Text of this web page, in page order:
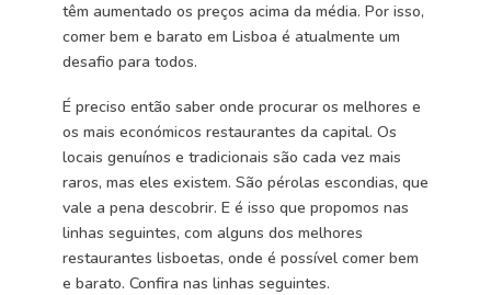
têm aumentado os preços acima da média. Por isso,
comer bem e barato em Lisboa é atualmente um
desafio para todos.
É preciso então saber onde procurar os melhores e
os mais económicos restaurantes da capital. Os
locais genuínos e tradicionais são cada vez mais
raros, mas eles existem. São pérolas escondias, que
vale a pena descobrir. E é isso que propomos nas
linhas seguintes, com alguns dos melhores
restaurantes lisboetas, onde é possível comer bem
e barato. Confira nas linhas seguintes.